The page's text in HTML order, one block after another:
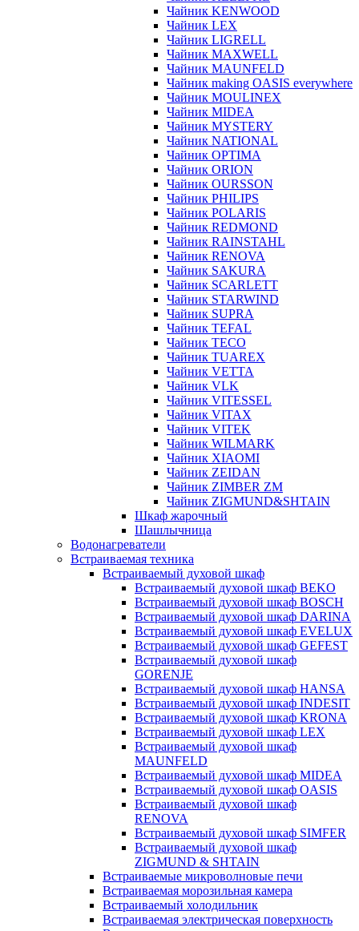
Чайник KENWOOD
Чайник LEX
Чайник LIGRELL
Чайник MAXWELL
Чайник MAUNFELD
Чайник making OASIS everywhere
Чайник MOULINEX
Чайник MIDEA
Чайник MYSTERY
Чайник NATIONAL
Чайник OPTIMA
Чайник ORION
Чайник OURSSON
Чайник PHILIPS
Чайник POLARIS
Чайник REDMOND
Чайник RAINSTAHL
Чайник RENOVA
Чайник SAKURA
Чайник SCARLETT
Чайник STARWIND
Чайник SUPRA
Чайник TEFAL
Чайник TECO
Чайник TUAREX
Чайник VETTA
Чайник VLK
Чайник VITESSEL
Чайник VITAX
Чайник VITEK
Чайник WILMARK
Чайник XIAOMI
Чайник ZEIDAN
Чайник ZIMBER ZM
Чайник ZIGMUND&SHTAIN
Шкаф жарочный
Шашлычница
Водонагреватели
Встраиваемая техника
Встраиваемый духовой шкаф
Встраиваемый духовой шкаф BEKO
Встраиваемый духовой шкаф BOSCH
Встраиваемый духовой шкаф DARINA
Встраиваемый духовой шкаф EVELUX
Встраиваемый духовой шкаф GEFEST
Встраиваемый духовой шкаф
GORENJE
Встраиваемый духовой шкаф HANSA
Встраиваемый духовой шкаф INDESIT
Встраиваемый духовой шкаф KRONA
Встраиваемый духовой шкаф LEX
Встраиваемый духовой шкаф
MAUNFELD
Встраиваемый духовой шкаф MIDEA
Встраиваемый духовой шкаф OASIS
Встраиваемый духовой шкаф
RENOVA
Встраиваемый духовой шкаф SIMFER
Встраиваемый духовой шкаф
ZIGMUND & SHTAIN
Встраиваемые микроволновые печи
Встраиваемая морозильная камера
Встраиваемый холодильник
Встраиваемая электрическая поверхность